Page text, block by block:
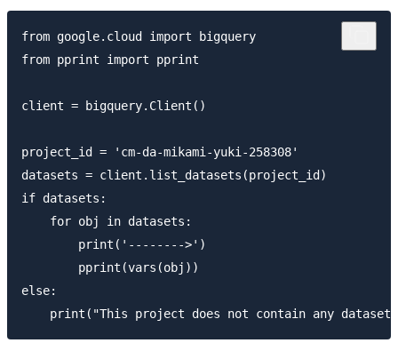
from google.cloud import bigquery
from pprint import pprint
client = bigquery.Client()
project_id = 'cm-da-mikami-yuki-258308'
datasets = client.list_datasets(project_id)
if datasets:
    for obj in datasets:
        print('-------->')
        pprint(vars(obj))
else: